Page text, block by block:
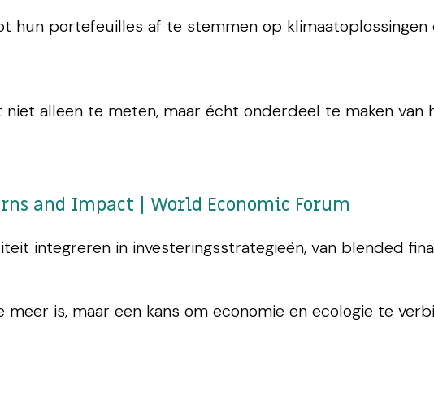
hun portefeuilles af te stemmen op klimaatoplossingen
alleen te meten, maar écht onderdeel te maken van
and Impact | World Economic Forum
integreren in investeringsstrategieën, van blended
is, maar een kans om economie en ecologie te